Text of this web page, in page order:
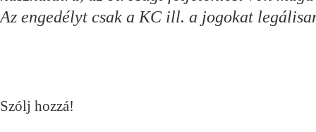
Az engedélyt csak a KC ill. a jogokat
Szólj hozzá!